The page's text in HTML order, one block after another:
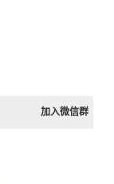
加入微信群